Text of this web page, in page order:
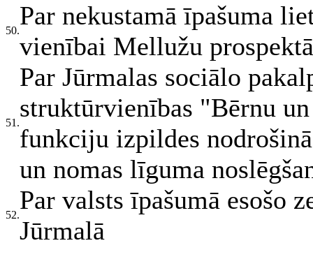
50.
Par nekustamā īpašuma
vienībai Mellužu
51.
Par Jūrmalas sociālo
struktūrvienības "Bērnu
funkciju izpildes
un nomas līguma
52.
Par valsts īpašumā esošo
Jūrmalā